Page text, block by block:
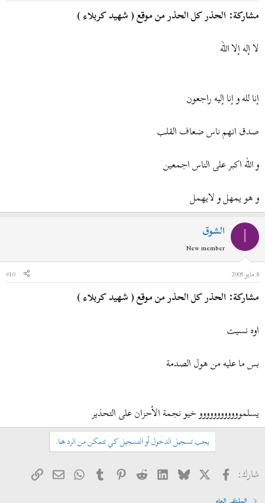
مشاركة: الحذر كل الحذر من موقع ( شهيد كربلاء )
لا إله إلا الله
إنا لله و إنا إليه راجعون
صدق انهم ناس ضعاف القلب
و الله اكبر على الناس اجمعين
و هو يمهل و لايهمل
الشوق
New member
8 مايو 2005
#10
مشاركة: الحذر كل الحذر من موقع ( شهيد كربلاء )
اوه نسيت
بس ما عليه من هول الصدمة
يسلموووووووووووو خيو نجمة الأحزان على التحذير
يجب تسجيل الدخول أو التسجيل كي تتمكن من الرد هنا.
شارك: فيسبوك
X
Bluesky
LinkedIn
Reddit
Pinterest
Tumblr
WhatsApp
البريدالرابط